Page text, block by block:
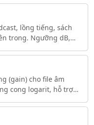
lồng tiếng, sách
trong. Ngưỡng dB,
(gain) cho file âm
cong logarit, hỗ trợ